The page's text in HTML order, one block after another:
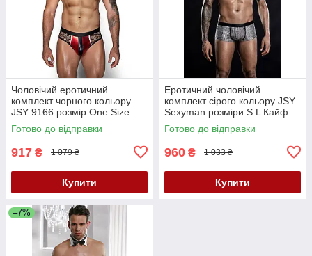
Чоловічий еротичний
комплект чорного кольору
JSY 9166 розмір One Size
Кайф
Готово до відправки
917 ₴ 1 079 ₴
Купити
Еротичний чоловічий
комплект сірого кольору JSY
Sexyman розміри S L Кайф
Готово до відправки
960 ₴ 1 033 ₴
Купити
–7%